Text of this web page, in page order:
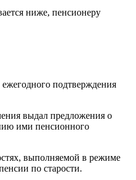
ниже, пенсионеру
подтверждения
выдал предложения о
ими пенсионного
выполняемой в режиме
по старости.